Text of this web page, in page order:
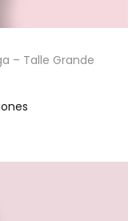
– Talle Grande